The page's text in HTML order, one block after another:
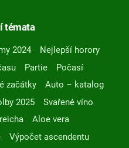
témata
2024
Nejlepší horory
Partie
Počasí
začátky
Auto – katalog
2025
Svařené víno
Aloe vera
Výpočet ascendentu